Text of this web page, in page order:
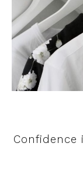
Confidence